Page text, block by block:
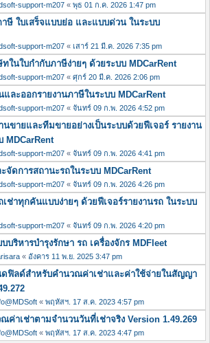
support-m207 « พุธ 01 ก.ค. 2026 1:47 pm
ษี ใบเสร็จแบบย่อ และแบบด่วน ในระบบ
support-m207 « เสาร์ 21 มี.ค. 2026 7:35 pm
ในใบกำกับภาษีง่ายๆ ด้วยระบบ MDCarRent
support-m207 « ศุกร์ 20 มี.ค. 2026 2:06 pm
และออกรายงานภาษีในระบบ MDCarRent
support-m207 « จันทร์ 09 ก.พ. 2026 4:52 pm
ขายและทีมขายอย่างเป็นระบบด้วยฟีเจอร์ รายงาน
MDCarRent
support-m207 « จันทร์ 09 ก.พ. 2026 4:41 pm
จัดการสถานะรถในระบบ MDCarRent
support-m207 « จันทร์ 09 ก.พ. 2026 4:26 pm
ช่าทุกคันแบบง่ายๆ ด้วยฟีเจอร์รายงานรถ ในระบบ
support-m207 « จันทร์ 09 ก.พ. 2026 4:20 pm
บริหารบำรุงรักษา รถ เครื่องจักร MDFleet
« อังคาร 11 พ.ย. 2025 3:47 pm
ดฟิลด์สำหรับคำนวณค่าเช่าและค่าใช้จ่ายในสัญญา
« พฤหัสฯ. 17 ส.ค. 2023 4:57 pm
ค่าเช่าตามจำนวนวันที่เช่าจริง Version 1.49.269
« พฤหัสฯ. 17 ส.ค. 2023 4:47 pm